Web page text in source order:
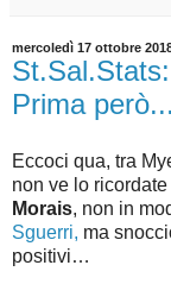
mercoledì 17 ottobre
Prima però...
Eccoci qua, tra
non ve lo
Morais, non in
Sguerri, ma
positivi…